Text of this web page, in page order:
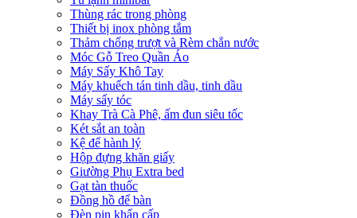
Thùng rác trong phòng
Thiết bị inox phòng tắm
Thảm chống trượt và Rèm chắn nước
Móc Gỗ Treo Quần Áo
Máy Sấy Khô Tay
Máy khuếch tán tinh dầu, tinh dầu
Máy sấy tóc
Khay Trà Cà Phê, ấm đun siêu tốc
Két sắt an toàn
Kệ để hành lý
Hộp đựng khăn giấy
Giường Phụ Extra bed
Gạt tàn thuốc
Đồng hồ để bàn
Đèn pin khẩn cấp